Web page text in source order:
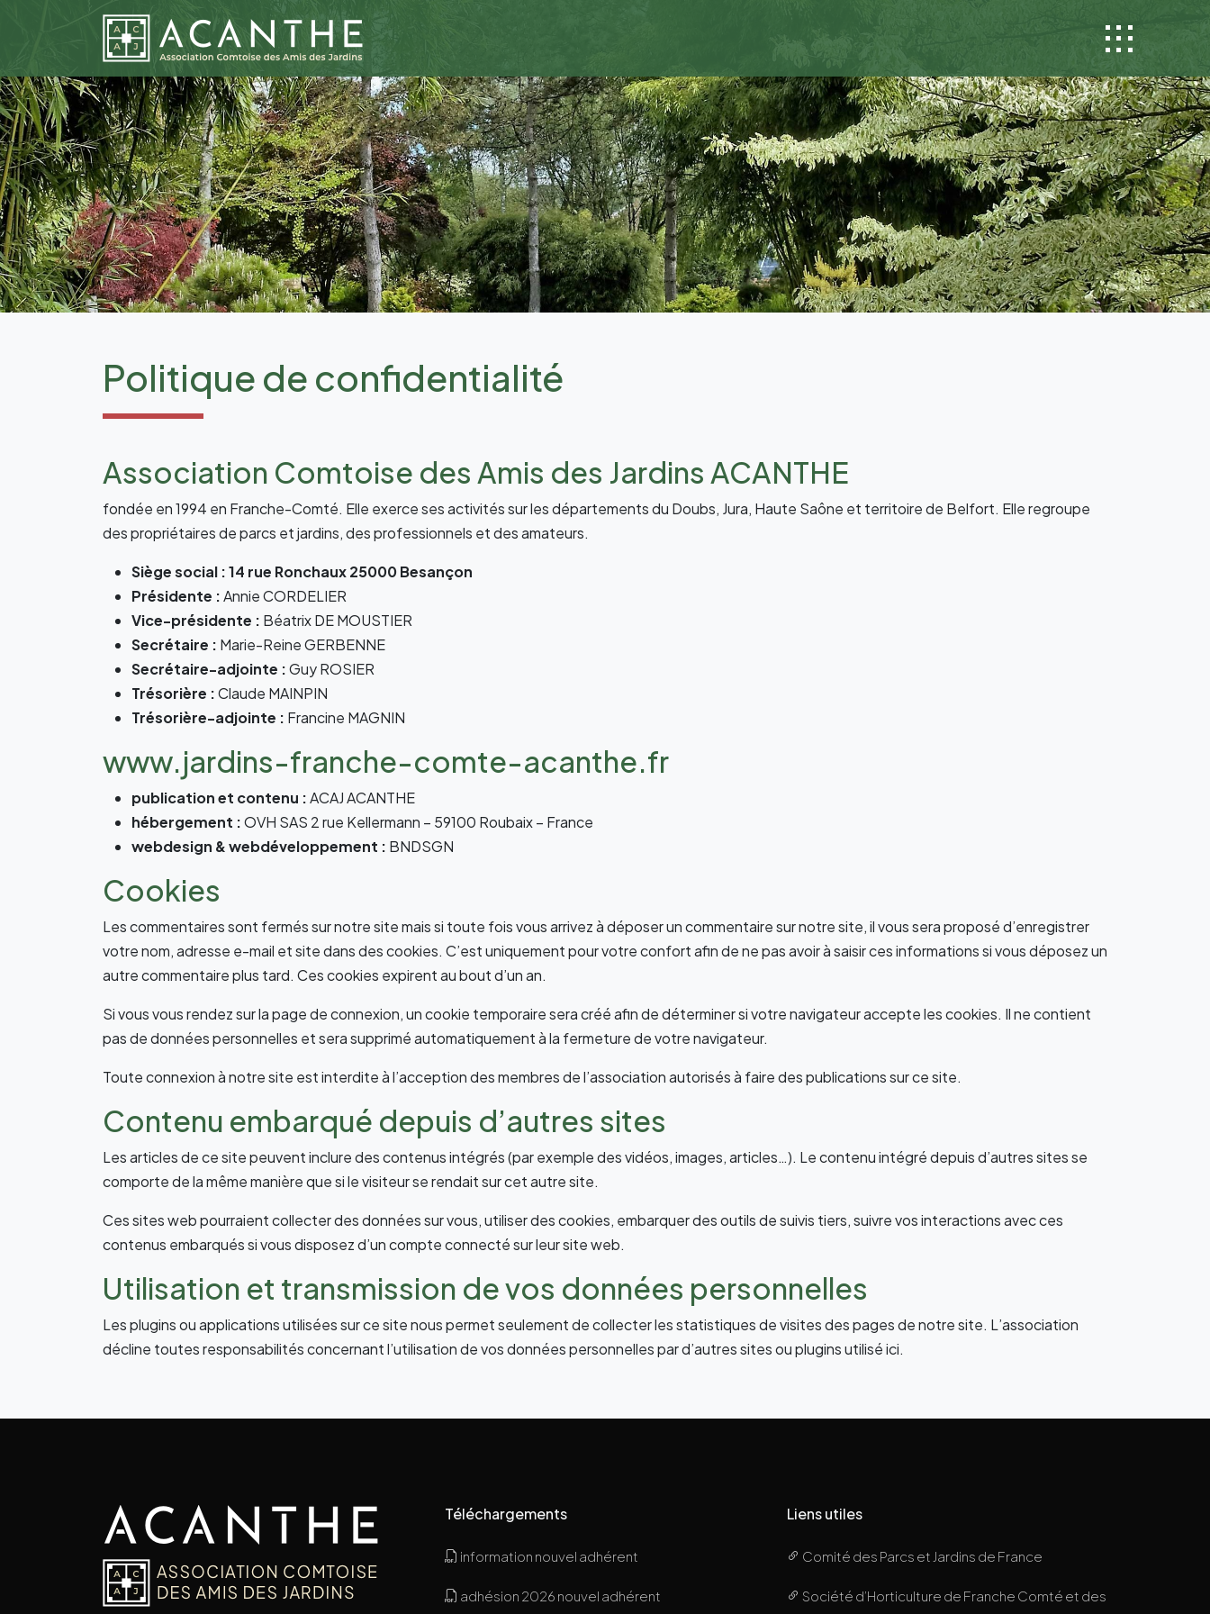
Politique de confidentialité
Association Comtoise des Amis des Jardins ACANTHE
fondée en 1994 en Franche-Comté. Elle exerce ses activités sur les départements du Doubs, Jura, Haute Saône et territoire de Belfort. Elle regroupe
des propriétaires de parcs et jardins, des professionnels et des amateurs.
Siège social : 14 rue Ronchaux 25000 Besançon
Présidente :Annie CORDELIER
Vice-présidente : Béatrix DE MOUSTIER
Secrétaire : Marie-Reine GERBENNE
Secrétaire-adjointe :Guy ROSIER
Trésorière :Claude MAINPIN
Trésorière-adjointe : Francine MAGNIN
www.jardins-franche-comte-acanthe.fr
publication et contenu :ACAJ ACANTHE
hébergement :OVH SAS 2 rue Kellermann – 59100 Roubaix – France
webdesign & webdéveloppement : BNDSGN
Cookies
Les commentaires sont fermés sur notre site mais si toute fois vous arrivez à déposer un commentaire sur notre site, il vous sera proposé d’enregistrer
votre nom, adresse e-mail et site dans des cookies. C’est uniquement pour votre confort afin de ne pas avoir à saisir ces informations si vous déposez un
autre commentaire plus tard. Ces cookies expirent au bout d’un an.
Si vous vous rendez sur la page de connexion, un cookie temporaire sera créé afin de déterminer si votre navigateur accepte les cookies. Il ne contient
pas de données personnelles et sera supprimé automatiquement à la fermeture de votre navigateur.
Toute connexion à notre site est interdite à l’acception des membres de l’association autorisés à faire des publications sur ce site.
Contenu embarqué depuis d’autres sites
Les articles de ce site peuvent inclure des contenus intégrés (par exemple des vidéos, images, articles…). Le contenu intégré depuis d’autres sites se
comporte de la même manière que si le visiteur se rendait sur cet autre site.
Ces sites web pourraient collecter des données sur vous, utiliser des cookies, embarquer des outils de suivis tiers, suivre vos interactions avec ces
contenus embarqués si vous disposez d’un compte connecté sur leur site web.
Utilisation et transmission de vos données personnelles
Les plugins ou applications utilisées sur ce site nous permet seulement de collecter les statistiques de visites des pages de notre site. L’association
décline toutes responsabilités concernant l’utilisation de vos données personnelles par d’autres sites ou plugins utilisé ici.
Téléchargements
information nouvel adhérent
adhésion 2026 nouvel adhérent
Liens utiles
Comité des Parcs et Jardins de France
Société d’Horticulture de Franche Comté et des